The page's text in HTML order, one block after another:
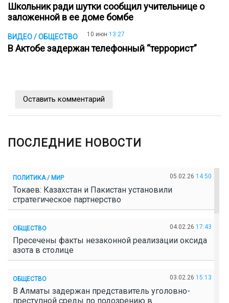
Школьник ради шутки сообщил учительнице о
заложенной в ее доме бомбе
ВИДЕО / ОБЩЕСТВО 10 июн 13:27
В Актобе задержан телефонный “террорист”
Оставить комментарий
ПОСЛЕДНИЕ НОВОСТИ
ПОЛИТИКА / МИР 05.02.26 14:50
Токаев: Казахстан и Пакистан установили
стратегическое партнерство
ОБЩЕСТВО 04.02.26 17:43
Пресечены факты незаконной реализации оксида
азота в столице
ОБЩЕСТВО 03.02.26 15:13
В Алматы задержан представитель уголовно-
преступной среды по подозрению в